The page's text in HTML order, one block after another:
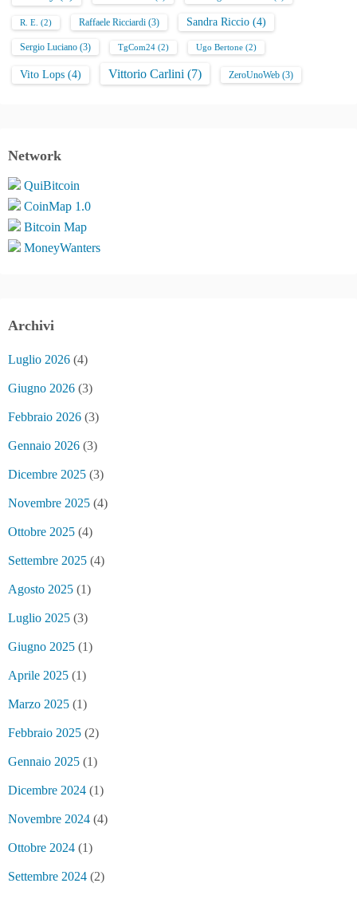
R. E. (2) Raffaele Ricciardi (3) Sandra Riccio (4)
Sergio Luciano (3) TgCom24 (2) Ugo Bertone (2)
Vito Lops (4) Vittorio Carlini (7) ZeroUnoWeb (3)
Network
QuiBitcoin
CoinMap 1.0
Bitcoin Map
MoneyWanters
Archivi
Luglio 2026 (4)
Giugno 2026 (3)
Febbraio 2026 (3)
Gennaio 2026 (3)
Dicembre 2025 (3)
Novembre 2025 (4)
Ottobre 2025 (4)
Settembre 2025 (4)
Agosto 2025 (1)
Luglio 2025 (3)
Giugno 2025 (1)
Aprile 2025 (1)
Marzo 2025 (1)
Febbraio 2025 (2)
Gennaio 2025 (1)
Dicembre 2024 (1)
Novembre 2024 (4)
Ottobre 2024 (1)
Settembre 2024 (2)